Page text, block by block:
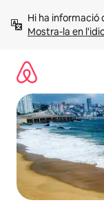
Mostra-la en